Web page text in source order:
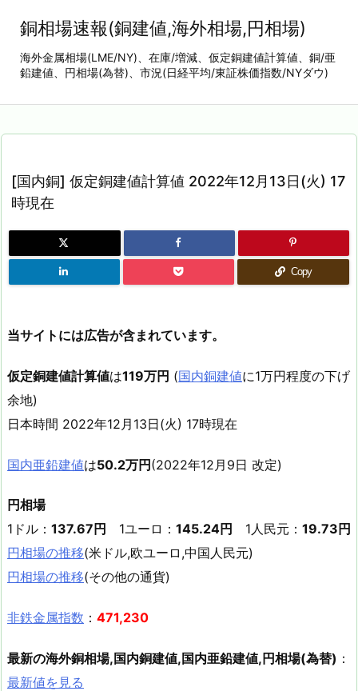
銅相場速報(銅建値,海外相場,円相場)
海外金属相場(LME/NY)、在庫/増減、仮定銅建値計算値、銅/亜
鉛建値、円相場(為替)、市況(日経平均/東証株価指数/NYダウ)
[国内銅] 仮定銅建値計算値 2022年12月13日(火) 17
時現在
Copy
当サイトには広告が含まれています。
仮定銅建値計算値は119万円 (国内銅建値に1万円程度の下げ
余地)
日本時間 2022年12月13日(火) 17時現在
国内亜鉛建値は50.2万円(2022年12月9日 改定)
円相場
1ドル： 137.67円 1ユーロ： 145.24円 1人民元： 19.73円
円相場の推移(米ドル,欧ユーロ,中国人民元)
円相場の推移(その他の通貨)
非鉄金属指数 ： 471,230
最新の海外銅相場,国内銅建値,国内亜鉛建値,円相場(為替) ：
最新値を見る